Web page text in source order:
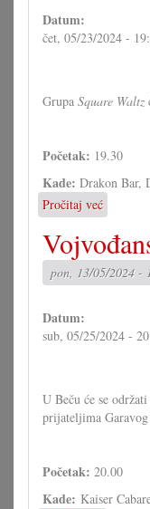
Datum:
čet, 05/23/2024 -
Grupa Square Waltz
Početak: 19.30
Kade: Drakon Bar,
Pročitaj već
Square
Waltz
u
Beču
pon, 13/05/2024 -
Datum:
sub, 05/25/2024 -
U Beču će se održati
prijateljima Garavog
Početak: 20.00
Kade: Kaiser